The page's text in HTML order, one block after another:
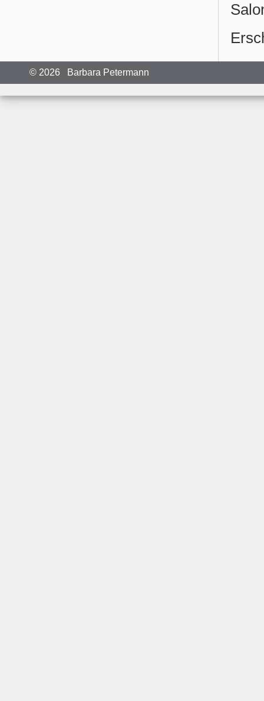
© 2026 Barbara Petermann